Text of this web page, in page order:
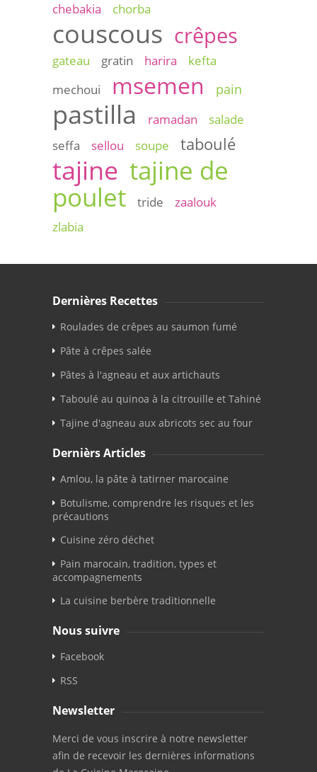
chebakia
chorba
couscous crêpes
gateau gratin harira
kefta
mechoui
msemen pain
pastilla ramadan
salade
seffa
sellou soupe taboulé
tajine tajine de
poulet
tride
zaalouk
zlabia
Dernières Recettes
Roulades de crêpes au saumon fumé
Pâte à crêpes salée
Pâtes à l'agneau et aux artichauts
Taboulé au quinoa à la citrouille et Tahiné
Tajine d'agneau aux abricots sec au four
Dernièrs Articles
Amlou, la pâte à tatirner marocaine
Botulisme, comprendre les risques et les
précautions
Cuisine zéro déchet
Pain marocain, tradition, types et
accompagnements
La cuisine berbère traditionnelle
Nous suivre
Facebook
RSS
Newsletter
Merci de vous inscrire à notre newsletter
afin de recevoir les dernières informations